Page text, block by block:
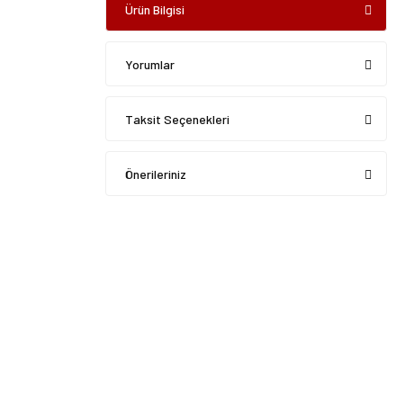
Ürün Bilgisi
Yorumlar
Taksit Seçenekleri
Önerileriniz